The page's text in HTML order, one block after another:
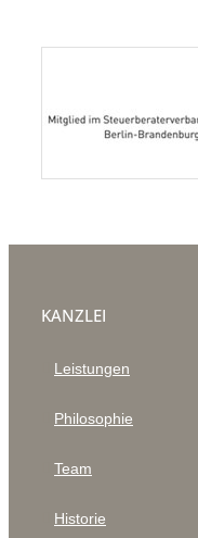
KANZLEI
Leistungen
Philosophie
Team
Historie